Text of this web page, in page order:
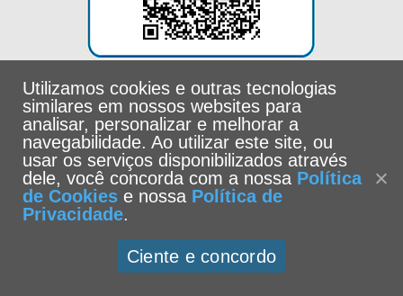
Política de Cookies
Utilizamos cookies e outras tecnologias
similares em nossos websites para
analisar, personalizar e melhorar a
navegabilidade. Ao utilizar este site, ou
usar os serviços disponibilizados através
dele, você concorda com a nossa Política
de Cookies e nossa Política de
Privacidade.
Ciente e concordo